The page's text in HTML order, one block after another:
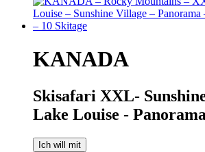
KANADA
Skisafari XXL-
Lake Louise -
Ich will mit